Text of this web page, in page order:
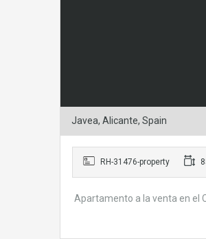
Javea, Alicante, Spain
RH-31476-property
Apartamento a la venta en el